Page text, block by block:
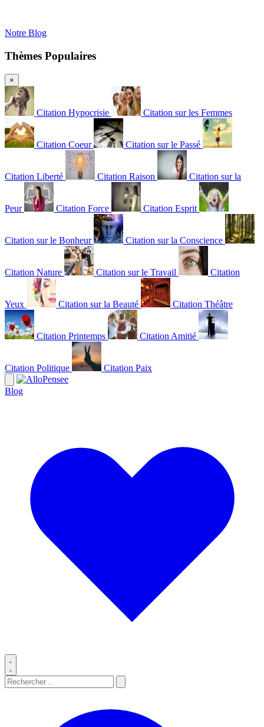
Notre Blog
Thèmes Populaires
×
Citation Hypocrisie Citation sur les Femmes
Citation Coeur Citation sur le Passé
Citation Liberté Citation Raison Citation sur la
Peur Citation Force Citation Esprit
Citation sur le Bonheur Citation sur la Conscience
Citation Nature Citation sur le Travail Citation
Yeux Citation sur la Beauté Citation Théâtre
Citation Printemps Citation Amitié
Citation Politique Citation Paix
Blog